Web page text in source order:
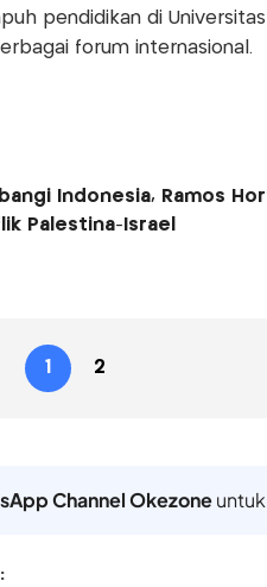
pendidikan di
forum internasional.
Indonesia, Ramos
Palestina-Israel
1 2
Channel Okezoneuntuk